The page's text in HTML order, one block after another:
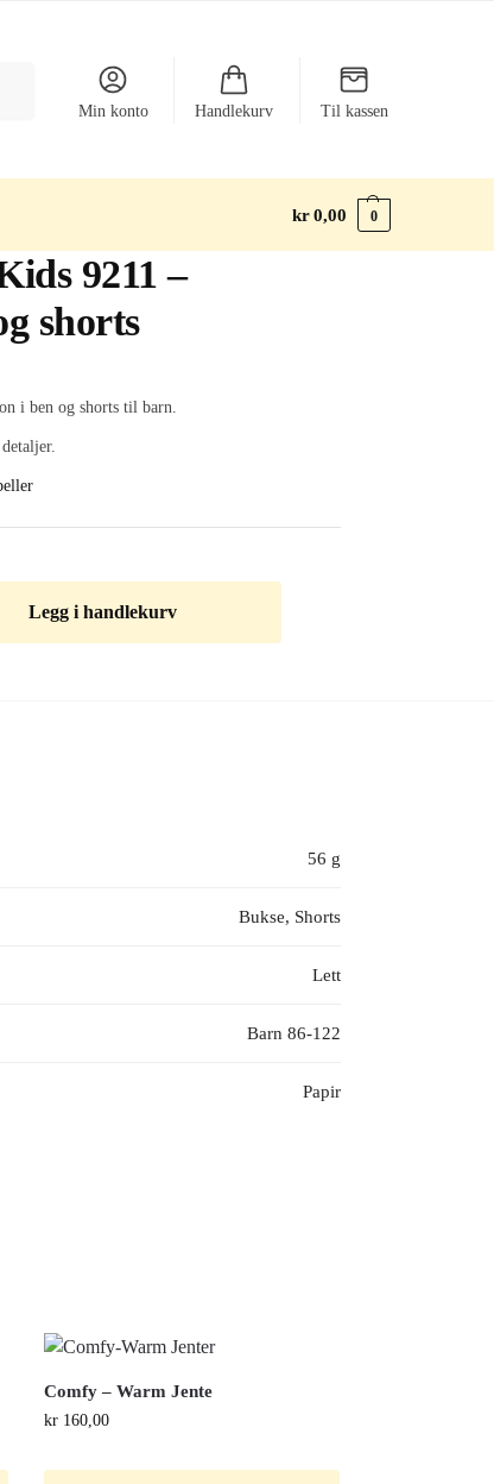
Min konto Handlekurv Til kassen
kr0,00 0
9211 –
shorts
i ben og shorts til barn.
Legg i handlekurv
56 g
Bukse, Shorts
Lett
Barn 86-122
Papir
Comfy – Warm Jente
kr 160,00